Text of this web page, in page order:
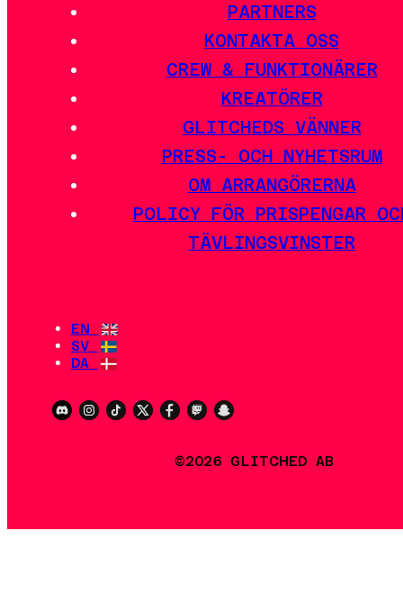
PARTNERS
KONTAKTA OSS
CREW & FUNKTIONÄRER
KREATÖRER
GLITCHEDS VÄNNER
PRESS- OCH NYHETSRUM
OM ARRANGÖRERNA
POLICY FÖR PRISPENGAR
TÄVLINGSVINSTER
EN
SV
DA
©2026 GLITCHED AB